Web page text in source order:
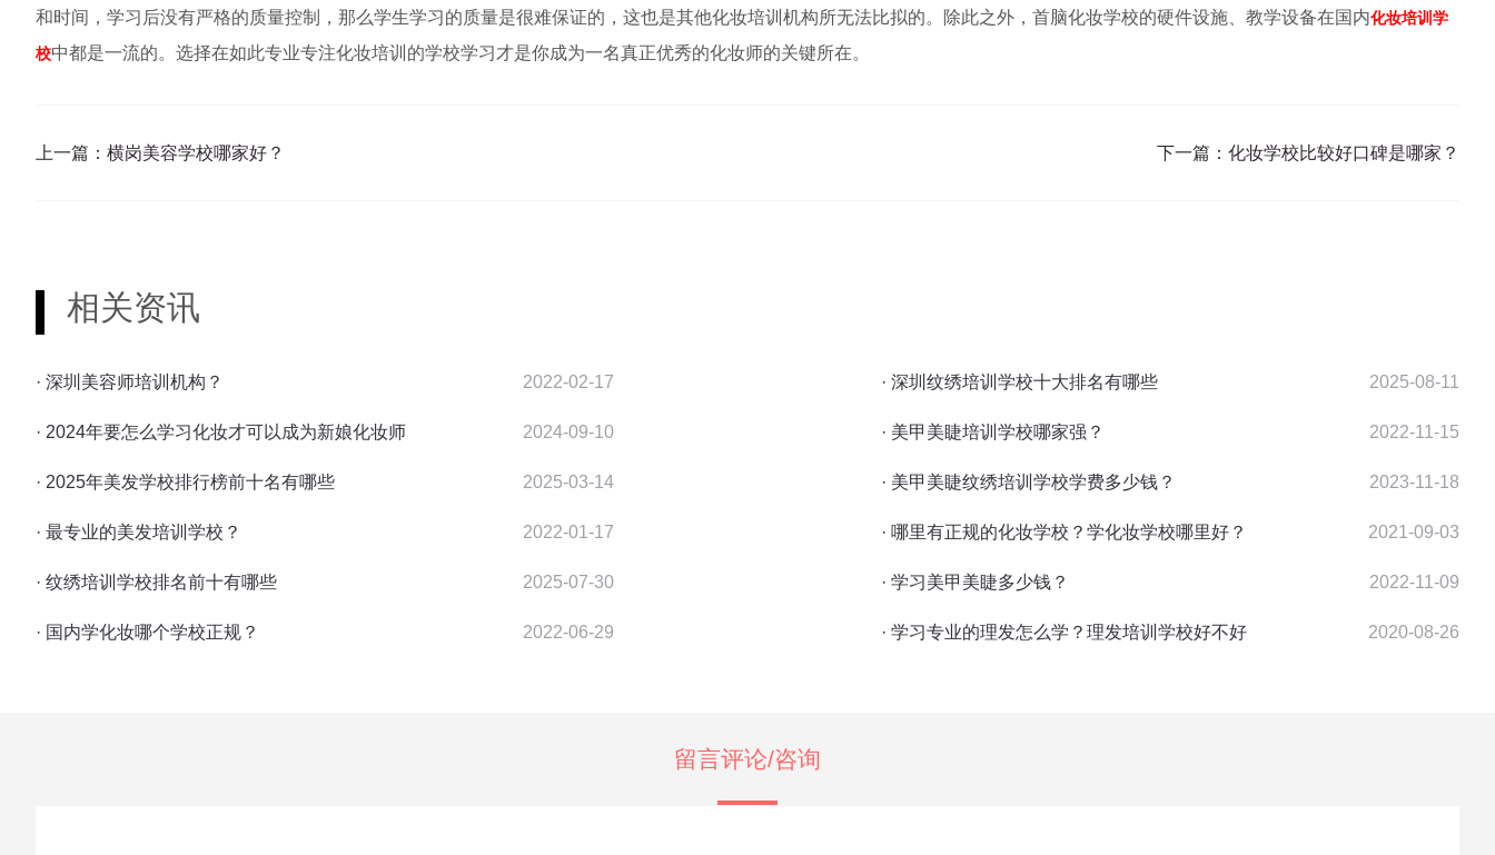
和时间，学习后没有严格的质量控制，那么学生学习的质量是很难保证的，这也是其他化妆培训机构所无法比拟的。除此之外，首脑化妆学校的硬件设施、教学设备在国内化妆培训学
校中都是一流的。选择在如此专业专注化妆培训的学校学习才是你成为一名真正优秀的化妆师的关键所在。
上一篇： 横岗美容学校哪家好？ 下一篇： 化妆学校比较好口碑是哪家？
相关资讯
· 深圳美容师培训机构？ 2022-02-17
· 2024年要怎么学习化妆才可以成为新娘化妆师 2024-09-10
· 2025年美发学校排行榜前十名有哪些 2025-03-14
· 最专业的美发培训学校？ 2022-01-17
· 纹绣培训学校排名前十有哪些 2025-07-30
· 国内学化妆哪个学校正规？ 2022-06-29
· 深圳纹绣培训学校十大排名有哪些 2025-08-11
· 美甲美睫培训学校哪家强？ 2022-11-15
· 美甲美睫纹绣培训学校学费多少钱？ 2023-11-18
· 哪里有正规的化妆学校？学化妆学校哪里好？ 2021-09-03
· 学习美甲美睫多少钱？ 2022-11-09
· 学习专业的理发怎么学？理发培训学校好不好 2020-08-26
留言评论/咨询